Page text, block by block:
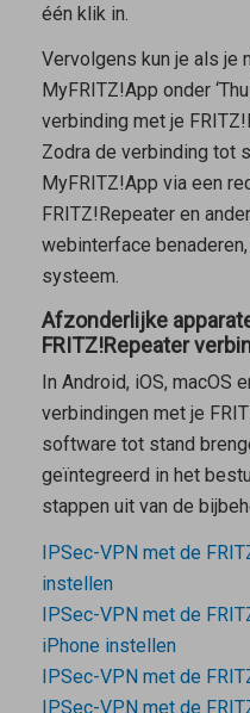
één klik in.
Vervolgens kun je als je
MyFRITZ!App onder
verbinding met je
Zodra de verbinding tot
MyFRITZ!App via een
FRITZ!Repeater en
webinterface
systeem.
Afzonderlijke
FRITZ!Repeater
In Android, iOS, macOS
verbindingen met je
software tot stand
geïntegreerd in het
stappen uit van de
IPSec-VPN met de
instellen
IPSec-VPN met de
iPhone instellen
IPSec-VPN met de
IPSec-VPN met de